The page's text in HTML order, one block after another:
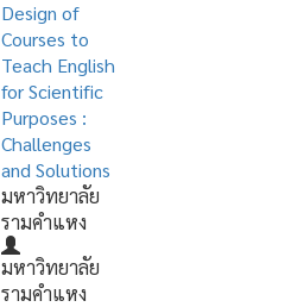
Design of
Courses to
Teach English
for Scientific
Purposes :
Challenges
and Solutions
มหาวิทยาลัย
รามคำแหง
มหาวิทยาลัย
รามคำแหง